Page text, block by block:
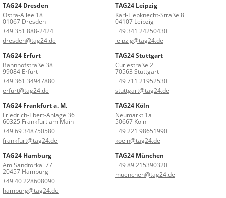
TAG24 Dresden
Ostra-Allee 18
01067 Dresden
+49 351 888-2424
dresden@tag24.de
TAG24 Leipzig
Karl-Liebknecht-Straße 8
04107 Leipzig
+49 341 24250430
leipzig@tag24.de
TAG24 Erfurt
Bahnhofstraße 38
99084 Erfurt
+49 361 34947880
erfurt@tag24.de
TAG24 Stuttgart
Curiestraße 2
70563 Stuttgart
+49 711 21952530
stuttgart@tag24.de
TAG24 Frankfurt a. M.
Friedrich-Ebert-Anlage 36
60325 Frankfurt am Main
+49 69 348750580
frankfurt@tag24.de
TAG24 Köln
Neumarkt 1a
50667 Köln
+49 221 98651990
koeln@tag24.de
TAG24 Hamburg
Am Sandtorkai 77
20457 Hamburg
+49 40 228608090
hamburg@tag24.de
TAG24 München
+49 89 215390320
muenchen@tag24.de